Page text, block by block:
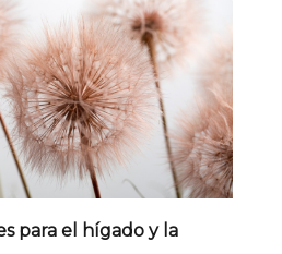
para el hígado y la